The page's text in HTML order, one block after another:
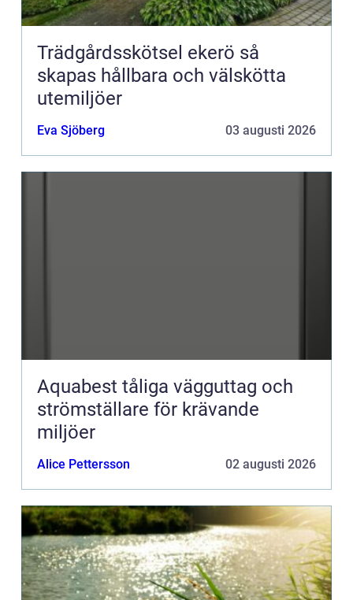
Trädgårdsskötsel ekerö så
skapas hållbara och välskötta
utemiljöer
Eva Sjöberg 03 augusti 2026
Aquabest tåliga vägguttag och
strömställare för krävande
miljöer
Alice Pettersson 02 augusti 2026